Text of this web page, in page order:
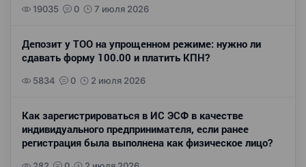
19035 0 7 июля 2026
Депозит у ТОО на упрощенном режиме: нужно ли
сдавать форму 100.00 и платить КПН?
5834 0 2 июля 2026
Как зарегистрироваться в ИС ЭСФ в качестве
индивидуального предпринимателя, если ранее
регистрация была выполнена как физическое лицо?